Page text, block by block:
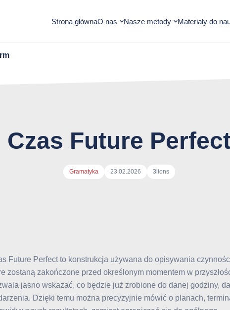
Strona głównaO nas
Otwórz
Nasze metody
Otwórz
Materiały do
Czas Future
Gramatyka 23.02.2026
Autor
3lions
Future Perfect to konstrukcja używana do opisywania
zostaną zakończone przed określonym momentem w
jasno wskazać, co będzie już zrobione do danej godziny,
Dzięki temu można precyzyjnie mówić o planach,